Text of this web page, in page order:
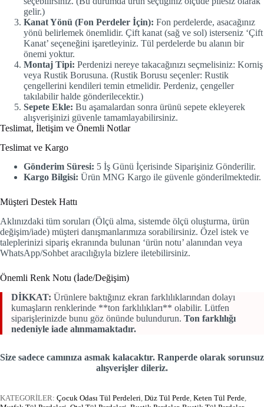
gelir.)
Kanat Yönü (Fon Perdeler İçin): Fon perdelerde, asacağınız
yönü belirlemek önemlidir. Çift kanat (sağ ve sol) isterseniz ‘Çift
Kanat’ seçeneğini işaretleyiniz. Tül perdelerde bu alanın bir
önemi yoktur.
Montaj Tipi: Perdenizi nereye takacağınızı seçmelisiniz: Korniş
veya Rustik Borusuna. (Rustik Borusu seçenler: Rustik
çengellerini kendileri temin etmelidir. Perdeniz, çengeller
takılabilir halde gönderilecektir.)
Sepete Ekle: Bu aşamalardan sonra ürünü sepete ekleyerek
alışverişinizi güvenle tamamlayabilirsiniz.
Teslimat, İletişim ve Önemli Notlar
Teslimat ve Kargo
Gönderim Süresi: 5 İş Günü İçerisinde Siparişiniz Gönderilir.
Kargo Bilgisi: Ürün MNG Kargo ile güvenle gönderilmektedir.
Müşteri Destek Hattı
Aklınızdaki tüm soruları (Ölçü alma, sistemde ölçü oluşturma, ürün
değişim/iade) müşteri danışmanlarımıza sorabilirsiniz. Özel istek ve
taleplerinizi sipariş ekranında bulunan ‘ürün notu’ alanından veya
WhatsApp/Sohbet aracılığıyla bizlere iletebilirsiniz.
Önemli Renk Notu (İade/Değişim)
DİKKAT: Ürünlere baktığınız ekran farklılıklarından dolayı
kumaşların renklerinde **ton farklılıkları** olabilir. Lütfen
siparişlerinizde bunu göz önünde bulundurun. Ton farklılığı
nedeniyle iade alınmamaktadır.
Size sadece camınıza asmak kalacaktır. Ranperde olarak sorunsuz
alışverişler dileriz.
KATEGORİLER: Çocuk Odası Tül Perdeleri, Düz Tül Perde, Keten Tül Perde,